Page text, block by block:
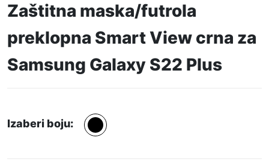
Zaštitna maska/futrola
preklopna Smart View crna za
Samsung Galaxy S22 Plus
Izaberi boju: